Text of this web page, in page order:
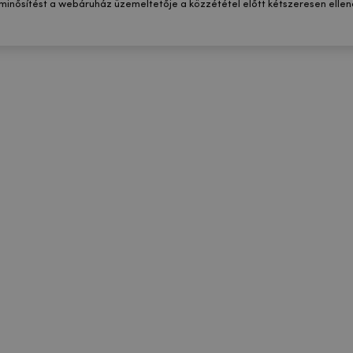
a webáruház üzemeltetője a közzététel előtt kétszeresen